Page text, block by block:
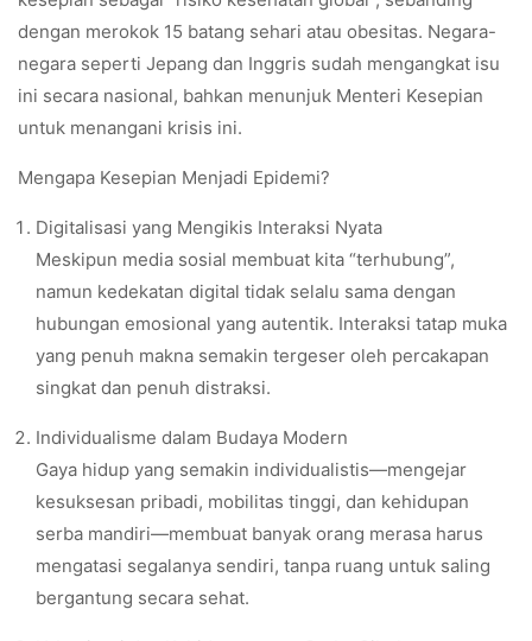
dengan merokok 15 batang sehari atau obesitas. Negara-
negara seperti Jepang dan Inggris sudah mengangkat isu
ini secara nasional, bahkan menunjuk Menteri Kesepian
untuk menangani krisis ini.
Mengapa Kesepian Menjadi Epidemi?
Digitalisasi yang Mengikis Interaksi Nyata
Meskipun media sosial membuat kita “terhubung”,
namun kedekatan digital tidak selalu sama dengan
hubungan emosional yang autentik. Interaksi tatap muka
yang penuh makna semakin tergeser oleh percakapan
singkat dan penuh distraksi.
Individualisme dalam Budaya Modern
Gaya hidup yang semakin individualistis—mengejar
kesuksesan pribadi, mobilitas tinggi, dan kehidupan
serba mandiri—membuat banyak orang merasa harus
mengatasi segalanya sendiri, tanpa ruang untuk saling
bergantung secara sehat.